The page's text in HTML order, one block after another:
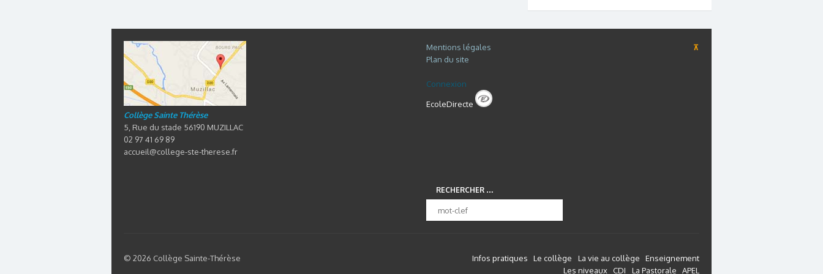
Collège Sainte Thérèse
5, Rue du stade 56190 MUZILLAC
02 97 41 69 89
accueil@college-ste-therese.fr
Mentions légales ⊼
Plan du site
Connexion
EcoleDirecte
RECHERCHER …
© 2026 Collège Sainte-Thérèse Infos pratiques Le collège La vie au collège
Enseignement
Les niveaux CDI La Pastorale APEL